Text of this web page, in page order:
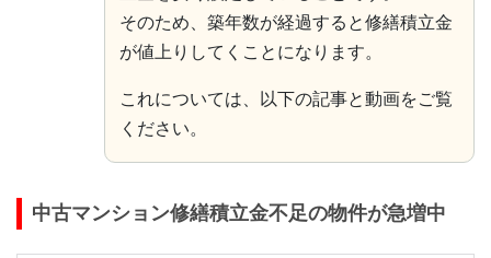
そのため、築年数が経過すると修繕積立金
が値上りしてくことになります。
これについては、以下の記事と動画をご覧
ください。
中古マンション修繕積立金不足の物件が急増中